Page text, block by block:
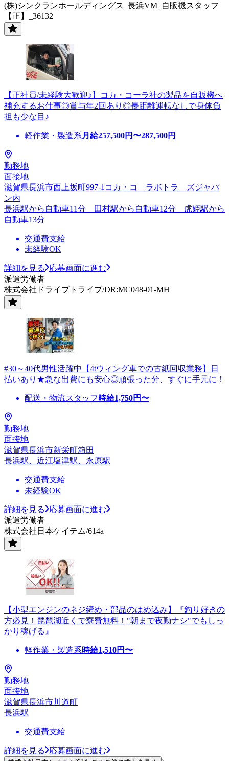
(株)シンクランホールディングス_長浜VM_自販機スタッフ
【正】_36132
【正社員/未経験大歓迎♪】コカ・コーラ社の製品を自販機へ
補充するお仕事◎賞与年2回あり◎長距離運転なしで身体負
担も少な目♪
軽作業・製造系 月給257,500円〜287,500円
勤務地
面接地
滋賀県長浜市西上坂町997-1コカ・コ―ラボトラ―ズジャパ
ン内
長浜駅から自動車11分 田村駅から自動車12分 虎姫駅から
自動車13分
交通費支給
未経験OK
詳細を見る
応募画面に進む
派遣労働者
株式会社ドライブトライブ/DR:MC048-01-MH
#30～40代男性活躍中【4tウィング車での古紙回収業務】日
払いあり★急な出費にも安心◎頑張った分、すぐに手元に！
配送・物流スタッフ 時給1,750円〜
勤務地
面接地
滋賀県長浜市新栄町箱田
長浜駅、近江塩津駅、永原駅
交通費支給
未経験OK
詳細を見る
応募画面に進む
派遣労働者
株式会社日本ケイテム/614a
【小型エンジンのネジ締め・部品のはめ込み】『釣り好きの
方必見！琵琶湖近くで寮費無料！"朝まで夜勤ナシ"でもしっ
かり稼げる』
軽作業・製造系時給1,510円〜
勤務地
面接地
滋賀県長浜市川道町
長浜駅
交通費支給
詳細を見る 応募画面に進む